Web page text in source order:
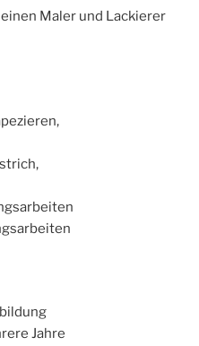
Maler und Lackierer
Jahre